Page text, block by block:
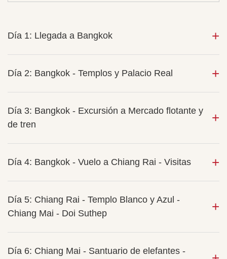
Día 1: Llegada a Bangkok
Día 2: Bangkok - Templos y Palacio Real
Día 3: Bangkok - Excursión a Mercado flotante y
de tren
Día 4: Bangkok - Vuelo a Chiang Rai - Visitas
Día 5: Chiang Rai - Templo Blanco y Azul -
Chiang Mai - Doi Suthep
Día 6: Chiang Mai - Santuario de elefantes -